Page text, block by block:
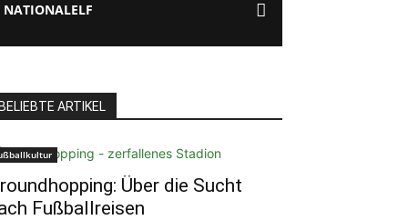
NATIONALELF
ARTIKEL
Über die Sucht
Fußballreisen